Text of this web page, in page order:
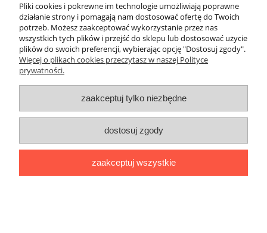
Płatności i dostawa
Informacje
pokaż pełną wersję strony
Sklep internetowy Shoper.pl
Pliki cookies i pokrewne im technologie umożliwiają poprawne
działanie strony i pomagają nam dostosować ofertę do Twoich
potrzeb. Możesz zaakceptować wykorzystanie przez nas
wszystkich tych plików i przejść do sklepu lub dostosować użycie
plików do swoich preferencji, wybierając opcję "Dostosuj zgody".
Więcej o plikach cookies przeczytasz w naszej Polityce
prywatności.
zaakceptuj tylko niezbędne
dostosuj zgody
zaakceptuj wszystkie